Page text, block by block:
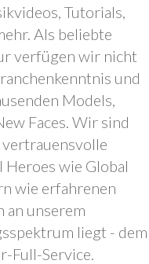
Tutorials,
Als beliebte
verfügen wir nicht
und
Models,
Faces. Wir sind
Heroes wie Global
wie erfahrenen
an unserem
liegt - dem
Full-Service.